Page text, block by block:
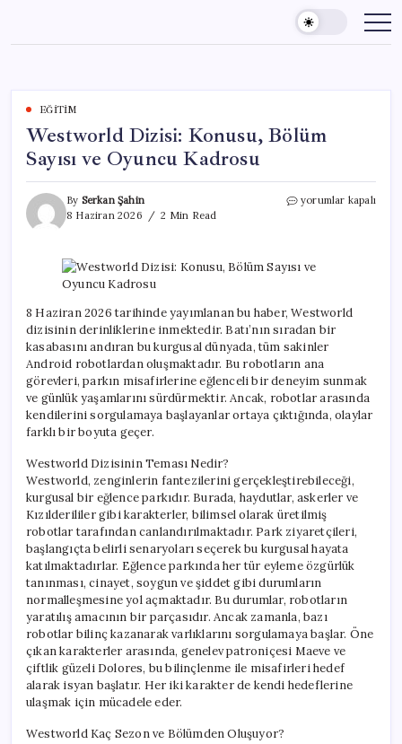
content
EĞITIM
Westworld Dizisi: Konusu, Bölüm
Sayısı ve Oyuncu Kadrosu
By Serkan Şahin
8 Haziran 2026
2 Min Read
Westworld
ve
Kadrosu
için
yorumlar kapalı
8 Haziran 2026 tarihinde yayımlanan bu haber, Westworld
dizisinin derinliklerine inmektedir. Batı’nın sıradan bir
kasabasını andıran bu kurgusal dünyada, tüm sakinler
Android robotlardan oluşmaktadır. Bu robotların ana
görevleri, parkın misafirlerine eğlenceli bir deneyim sunmak
ve günlük yaşamlarını sürdürmektir. Ancak, robotlar arasında
kendilerini sorgulamaya başlayanlar ortaya çıktığında, olaylar
farklı bir boyuta geçer.
Westworld Dizisinin Teması Nedir?
Westworld, zenginlerin fantezilerini gerçekleştirebileceği,
kurgusal bir eğlence parkıdır. Burada, haydutlar, askerler ve
Kızılderililer gibi karakterler, bilimsel olarak üretilmiş
robotlar tarafından canlandırılmaktadır. Park ziyaretçileri,
başlangıçta belirli senaryoları seçerek bu kurgusal hayata
katılmaktadırlar. Eğlence parkında her tür eyleme özgürlük
tanınması, cinayet, soygun ve şiddet gibi durumların
normalleşmesine yol açmaktadır. Bu durumlar, robotların
yaratılış amacının bir parçasıdır. Ancak zamanla, bazı
robotlar bilinç kazanarak varlıklarını sorgulamaya başlar. Öne
çıkan karakterler arasında, genelev patroniçesi Maeve ve
çiftlik güzeli Dolores, bu bilinçlenme ile misafirleri hedef
alarak isyan başlatır. Her iki karakter de kendi hedeflerine
ulaşmak için mücadele eder.
Westworld Kaç Sezon ve Bölümden Oluşuyor?